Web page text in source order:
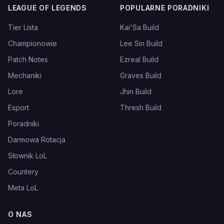
LEAGUE OF LEGENDS
Tier Lista
Championowie
Patch Notes
Mechaniki
Lore
Esport
Poradniki
Darmowa Rotacja
Słownik LoL
Countery
Meta LoL
POPULARNE PORADNIKI
Kai'Sa Build
Lee Sin Build
Ezreal Build
Graves Build
Jhin Build
Thresh Build
O NAS